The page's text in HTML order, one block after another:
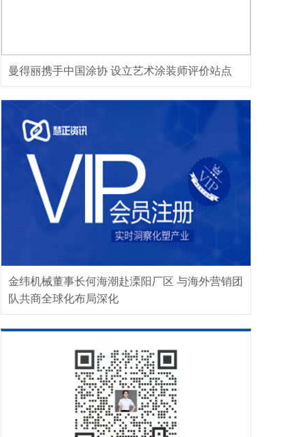
曼得丽携手中国涂协 设立艺术涂装师评价站点
金纬机械董事长何海潮赴溧阳厂区 与海外营销团
队共商全球化布局深化